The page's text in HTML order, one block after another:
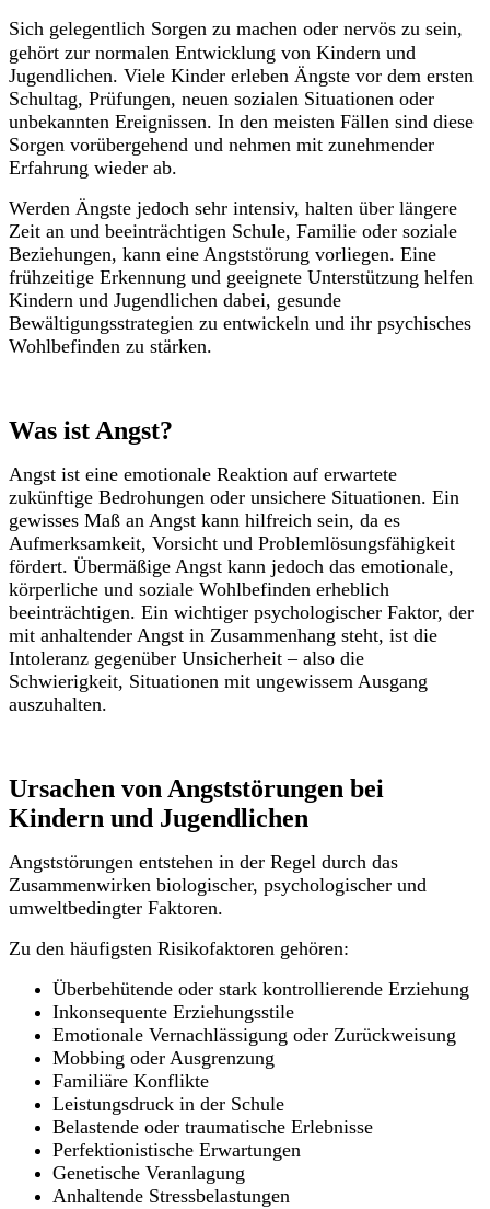
Sich gelegentlich Sorgen zu machen oder nervös zu sein,
gehört zur normalen Entwicklung von Kindern und
Jugendlichen. Viele Kinder erleben Ängste vor dem ersten
Schultag, Prüfungen, neuen sozialen Situationen oder
unbekannten Ereignissen. In den meisten Fällen sind diese
Sorgen vorübergehend und nehmen mit zunehmender
Erfahrung wieder ab.
Werden Ängste jedoch sehr intensiv, halten über längere
Zeit an und beeinträchtigen Schule, Familie oder soziale
Beziehungen, kann eine Angststörung vorliegen. Eine
frühzeitige Erkennung und geeignete Unterstützung helfen
Kindern und Jugendlichen dabei, gesunde
Bewältigungsstrategien zu entwickeln und ihr psychisches
Wohlbefinden zu stärken.
Was ist Angst?
Angst ist eine emotionale Reaktion auf erwartete
zukünftige Bedrohungen oder unsichere Situationen. Ein
gewisses Maß an Angst kann hilfreich sein, da es
Aufmerksamkeit, Vorsicht und Problemlösungsfähigkeit
fördert. Übermäßige Angst kann jedoch das emotionale,
körperliche und soziale Wohlbefinden erheblich
beeinträchtigen. Ein wichtiger psychologischer Faktor, der
mit anhaltender Angst in Zusammenhang steht, ist die
Intoleranz gegenüber Unsicherheit – also die
Schwierigkeit, Situationen mit ungewissem Ausgang
auszuhalten.
Ursachen von Angststörungen bei
Kindern und Jugendlichen
Angststörungen entstehen in der Regel durch das
Zusammenwirken biologischer, psychologischer und
umweltbedingter Faktoren.
Zu den häufigsten Risikofaktoren gehören:
Überbehütende oder stark kontrollierende Erziehung
Inkonsequente Erziehungsstile
Emotionale Vernachlässigung oder Zurückweisung
Mobbing oder Ausgrenzung
Familiäre Konflikte
Leistungsdruck in der Schule
Belastende oder traumatische Erlebnisse
Perfektionistische Erwartungen
Genetische Veranlagung
Anhaltende Stressbelastungen